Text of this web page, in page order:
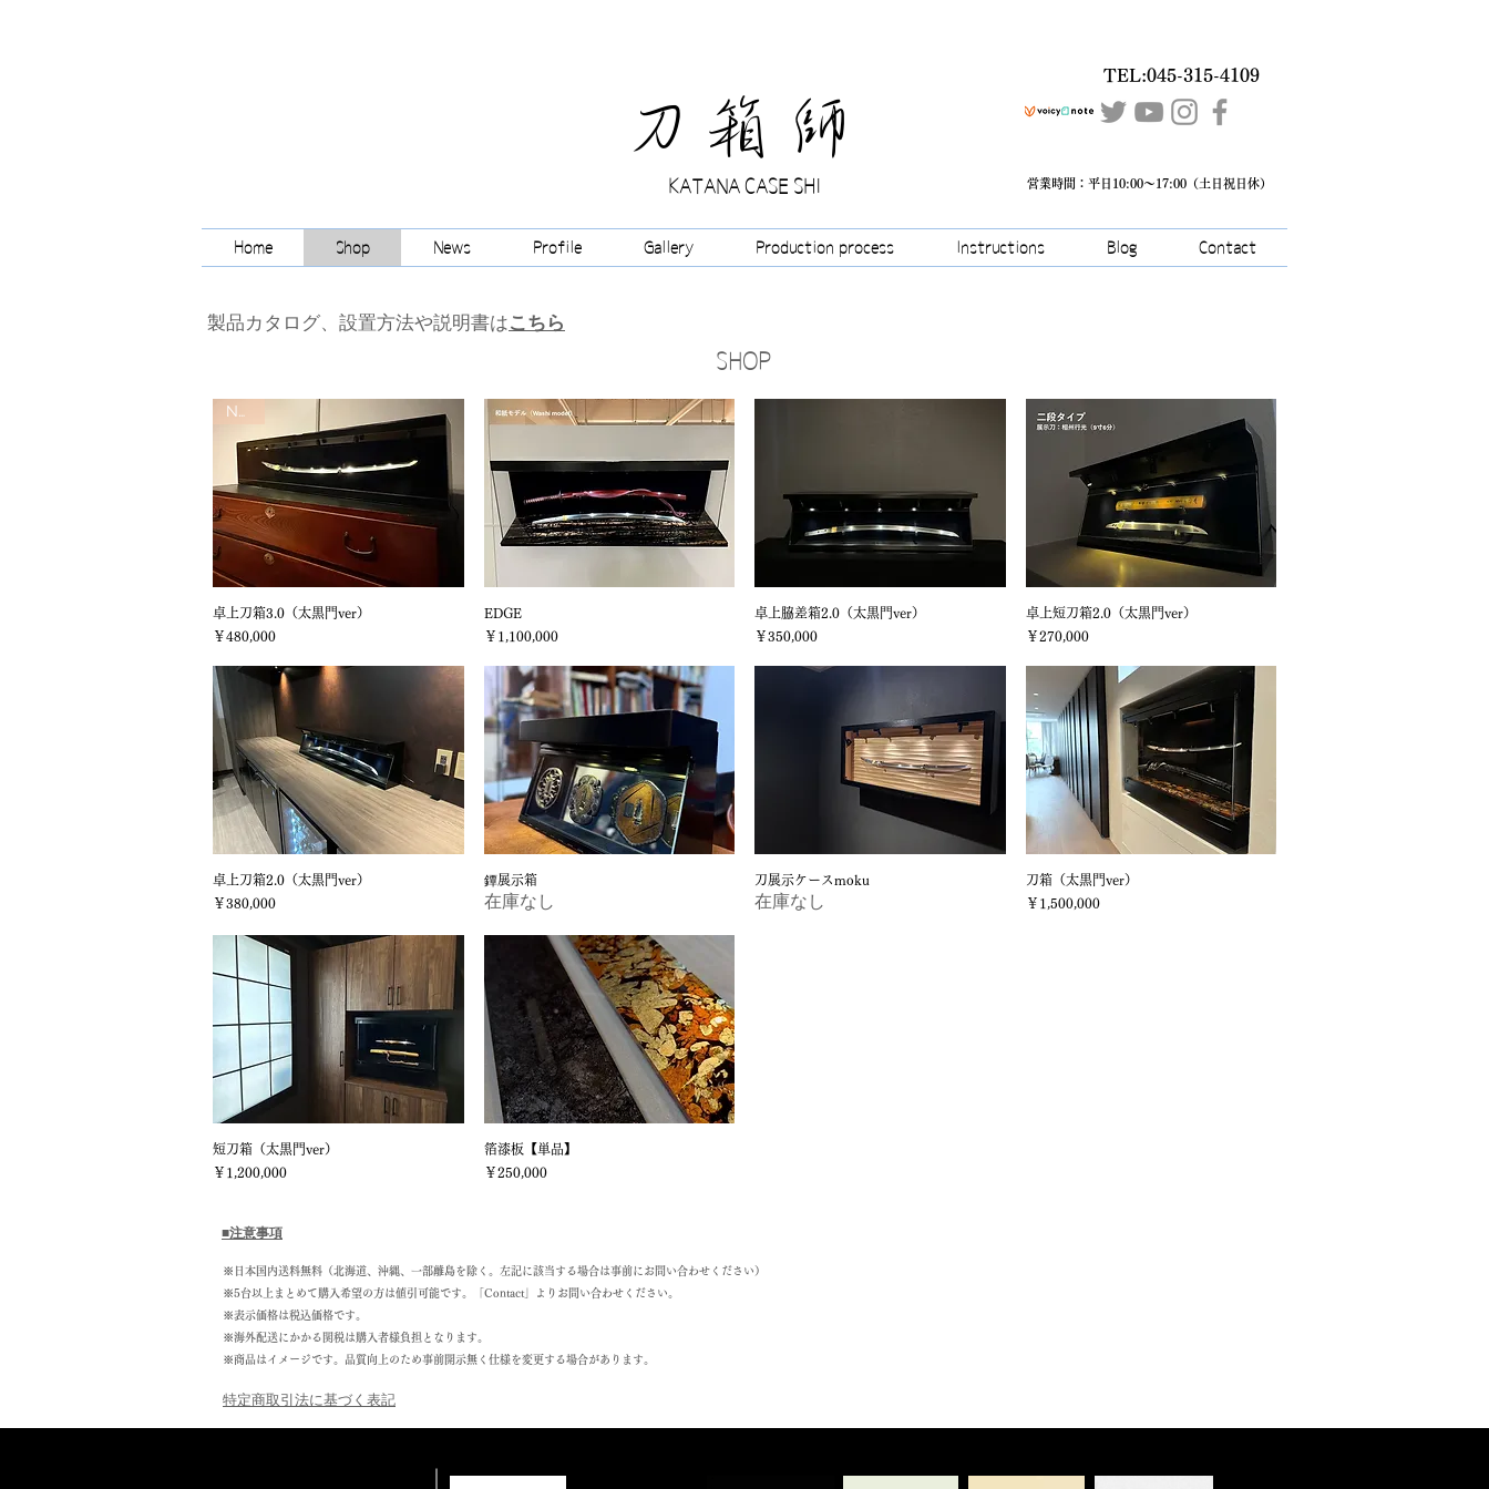
​刀箱師
TEL:045-315-4109
営業時間：平日10:00～17:00（土日祝日休）
KATANA CASE SHI
Home Shop News Profile Gallery Production process Instructions Blog Contact
​製品カタログ、設置方法や説明書はこちら
SHOP
クイックビュー
NEW
卓上刀箱3.0（太黒門ver）
価格
￥480,000
EDGE
価格
￥1,100,000
クイックビュー
卓上脇差箱2.0（太黒門ver）
価格
￥350,000
クイックビュー
卓上短刀箱2.0（太黒門ver）
価格
￥270,000
クイックビュー
卓上刀箱2.0（太黒門ver）
価格
￥380,000
鐔展示箱
在庫なし
クイックビュー
刀展示ケースmoku
在庫なし
クイックビュー
刀箱（太黒門ver）
価格
￥1,500,000
クイックビュー
短刀箱（太黒門ver）
価格
￥1,200,000
クイックビュー
箔漆板【単品】
価格
￥250,000
■注意事項
​​※日本国内送料無料（北海道、沖縄、一部離島を除く。左記に該当する場合は事前にお問い合わせください）
※5台以上まとめて購入希望の方は値引可能です。「Contact」よりお問い合わせください。
​※表示価格は税込価格です。
※海外配送にかかる関税は購入者様負担となります。
​※商品はイメージです。品質向上のため事前開示無く仕様を変更する場合があります。
特定商取引法に基づく表記